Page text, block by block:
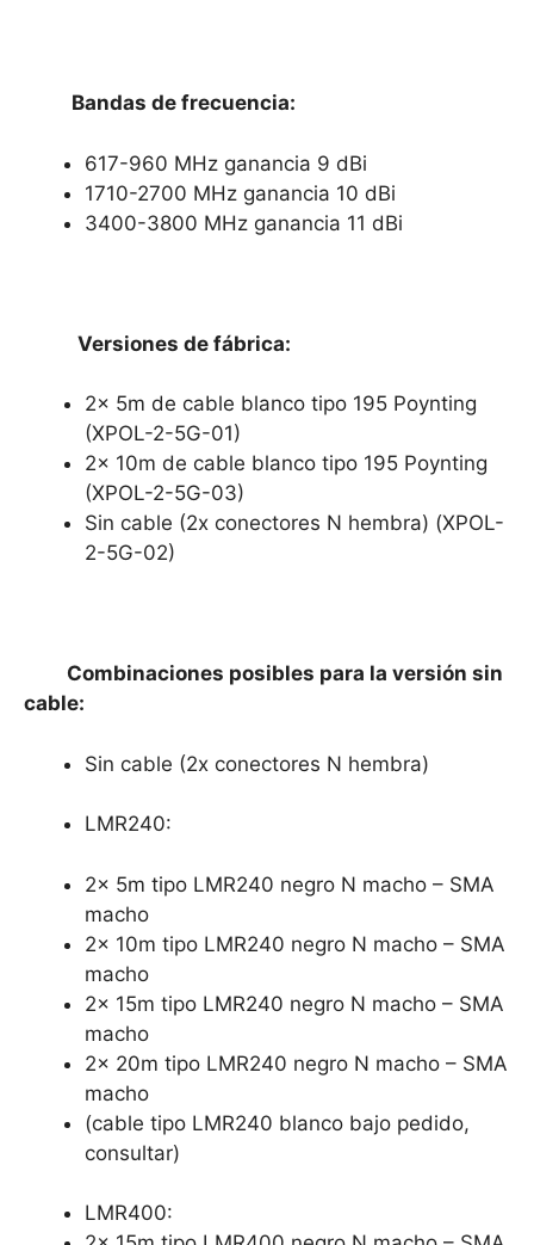
Bandas de frecuencia:
617-960 MHz ganancia 9 dBi
1710-2700 MHz ganancia 10 dBi
3400-3800 MHz ganancia 11 dBi
Versiones de fábrica:
2x 5m de cable blanco tipo 195 Poynting
(XPOL-2-5G-01)
2x 10m de cable blanco tipo 195 Poynting
(XPOL-2-5G-03)
Sin cable (2x conectores N hembra) (XPOL-
2-5G-02)
Combinaciones posibles para la versión sin
cable:
Sin cable (2x conectores N hembra)
LMR240:
2x 5m tipo LMR240 negro N macho – SMA
macho
2x 10m tipo LMR240 negro N macho – SMA
macho
2x 15m tipo LMR240 negro N macho – SMA
macho
2x 20m tipo LMR240 negro N macho – SMA
macho
(cable tipo LMR240 blanco bajo pedido,
consultar)
LMR400: